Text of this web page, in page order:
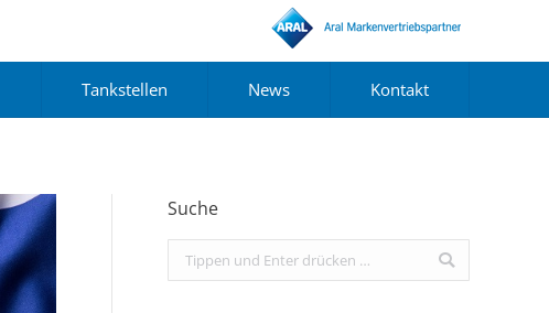
Tankstellen News Kontakt
Suche
Search: